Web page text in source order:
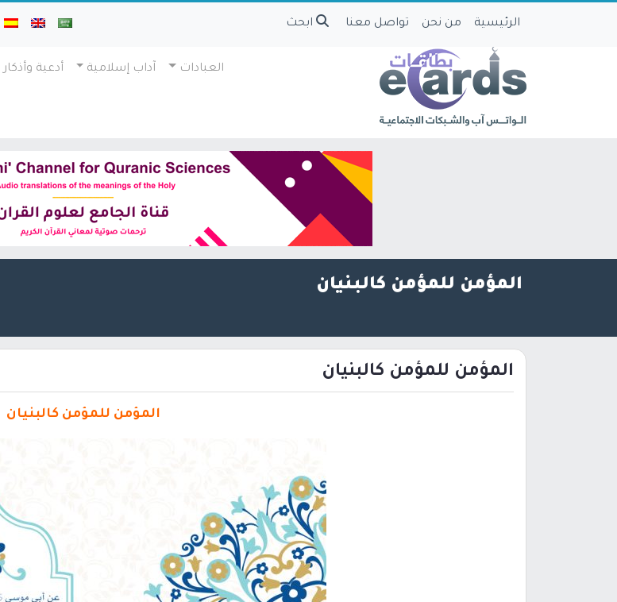
الرئيسية من نحن تواصل معنا ابحث
العبادات آداب إسلامية أدعية وأذكار
المؤمن للمؤمن كالبنيان
المؤمن للمؤمن كالبنيان
المؤمن للمؤمن كالبنيان